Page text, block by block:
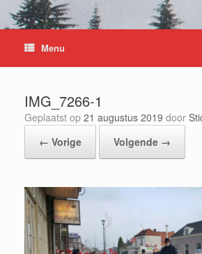
Menu
IMG_7266-1
Geplaatst op 21 augustus 2019 door
← Vorige
Volgende →